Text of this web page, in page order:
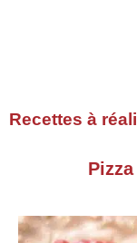
Recettes à